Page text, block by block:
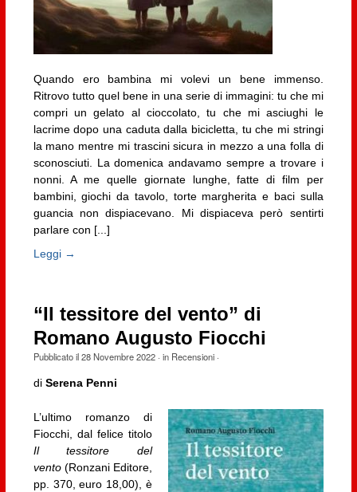
Quando ero bambina mi volevi un bene immenso.
Ritrovo tutto quel bene in una serie di immagini: tu che mi
compri un gelato al cioccolato, tu che mi asciughi le
lacrime dopo una caduta dalla bicicletta, tu che mi stringi
la mano mentre mi trascini sicura in mezzo a una folla di
sconosciuti. La domenica andavamo sempre a trovare i
nonni. A me quelle giornate lunghe, fatte di film per
bambini, giochi da tavolo, torte margherita e baci sulla
guancia non dispiacevano. Mi dispiaceva però sentirti
parlare con [...]
Leggi →
“Il tessitore del vento” di
Romano Augusto Fiocchi
Pubblicato il28 Novembre 2022· in Recensioni·
di Serena Penni
L’ultimo romanzo di
Fiocchi, dal felice titolo
Il tessitore del
vento (Ronzani Editore,
pp. 370, euro 18,00), è